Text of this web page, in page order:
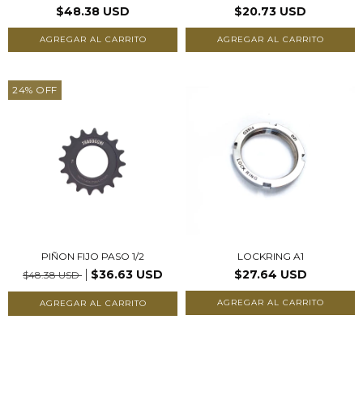
$48.38 USD
AGREGAR AL CARRITO
$20.73 USD
24% OFF
PIÑON FIJO PASO 1/2
$48.38 USD
$36.63 USD
AGREGAR AL CARRITO
LOCKRING A1
$27.64 USD